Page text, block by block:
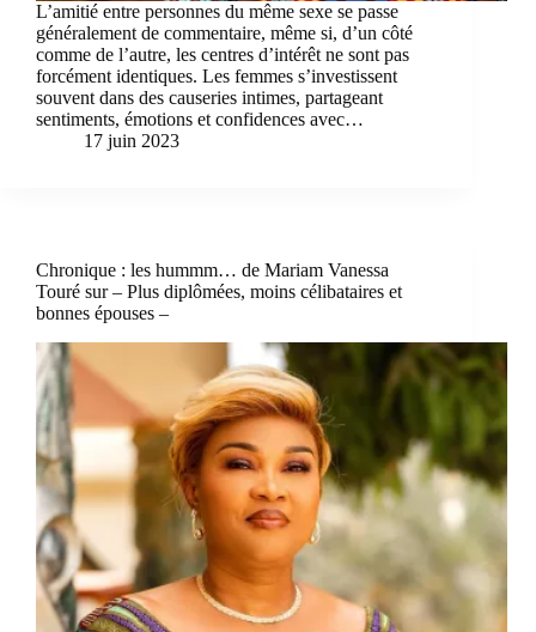
L’amitié entre personnes du même sexe se passe
généralement de commentaire, même si, d’un côté
comme de l’autre, les centres d’intérêt ne sont pas
forcément identiques. Les femmes s’investissent
souvent dans des causeries intimes, partageant
sentiments, émotions et confidences avec…
17 juin 2023
Chronique : les hummm… de Mariam Vanessa
Touré sur – Plus diplômées, moins célibataires et
bonnes épouses –